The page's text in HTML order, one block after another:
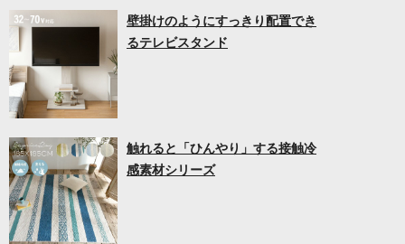
壁掛けのようにすっきり配置でき
るテレビスタンド
触れると「ひんやり」する接触冷
感素材シリーズ